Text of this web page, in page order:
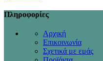
Πληροφορίες
Αρχική
Επικοινωνία
Σχετικά με εμάς